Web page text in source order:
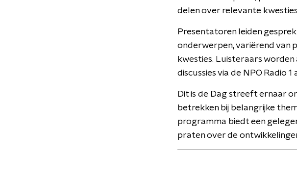
delen over relevante
Presentatoren leiden
onderwerpen, variërend van
kwesties. Luisteraars
discussies via de NPO Radio
Dit is de Dag streeft ernaar
betrekken bij belangrijke
programma biedt een
praten over de